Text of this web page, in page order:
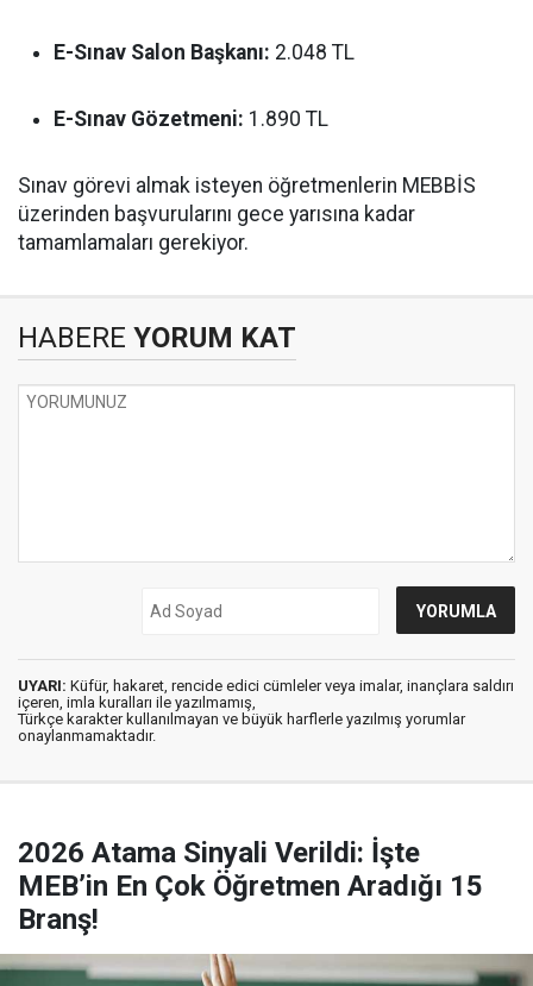
E-Sınav Salon Başkanı: 2.048 TL
E-Sınav Gözetmeni: 1.890 TL
Sınav görevi almak isteyen öğretmenlerin MEBBİS
üzerinden başvurularını gece yarısına kadar
tamamlamaları gerekiyor.
HABERE YORUM KAT
UYARI: Küfür, hakaret, rencide edici cümleler veya imalar, inançlara saldırı
içeren, imla kuralları ile yazılmamış,
Türkçe karakter kullanılmayan ve büyük harflerle yazılmış yorumlar
onaylanmamaktadır.
2026 Atama Sinyali Verildi: İşte
MEB’in En Çok Öğretmen Aradığı 15
Branş!